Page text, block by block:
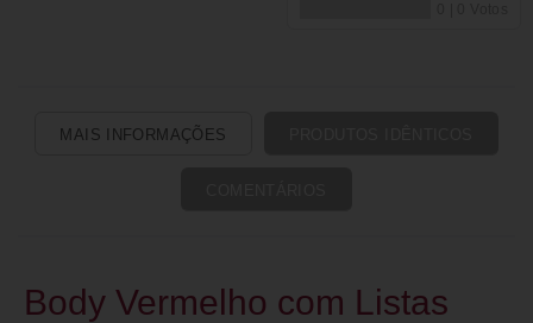
MAIS INFORMAÇÕES
Body Vermelho com Listas